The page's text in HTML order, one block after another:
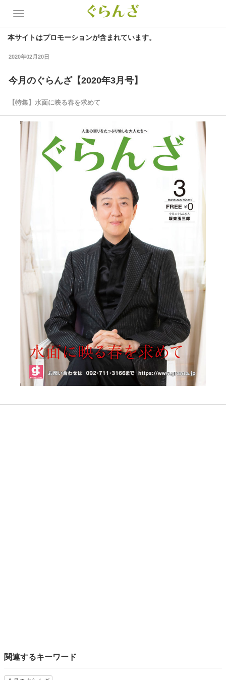
本サイトはプロモーションが含まれています。
2020年02月20日
今月のぐらんざ【2020年3月号】
【特集】水面に映る春を求めて
関連するキーワード